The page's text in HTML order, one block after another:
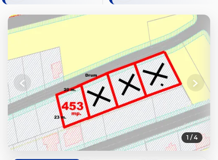
1 / 4
Previous Next